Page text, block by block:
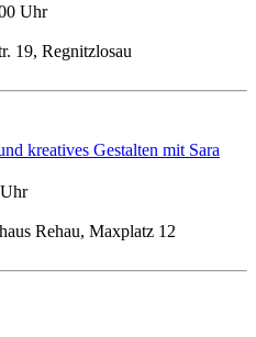
Uhr
19, Regnitzlosau
kreatives Gestalten mit Sara
Rehau, Maxplatz 12